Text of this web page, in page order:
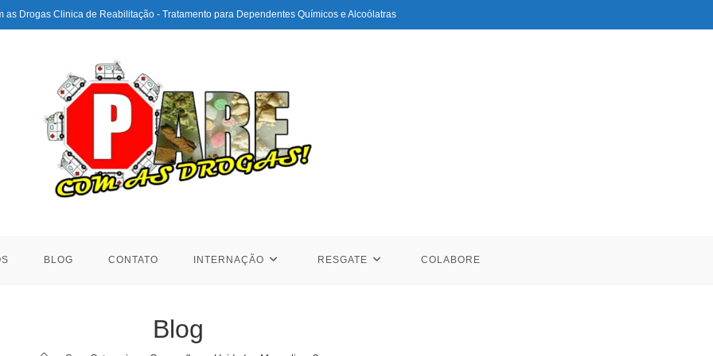
as Drogas Clinica de Reabilitação - Tratamento para Dependentes Químicos e Alcoólatras
BLOG CONTATO INTERNAÇÃO RESGATE COLABORE
Blog